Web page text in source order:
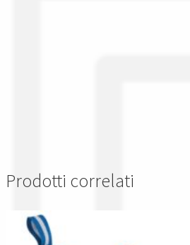
Prodotti correlati